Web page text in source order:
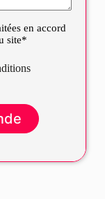
en accord
site*